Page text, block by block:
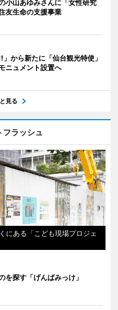
小山あゆみさんに「女性研究
友生命の支援事業
」から新たに「仙台観光特使」
ニュメント設置へ
見る
フラッシュ
にある「こども現場プロジェ
を探す「げんばみっけ」